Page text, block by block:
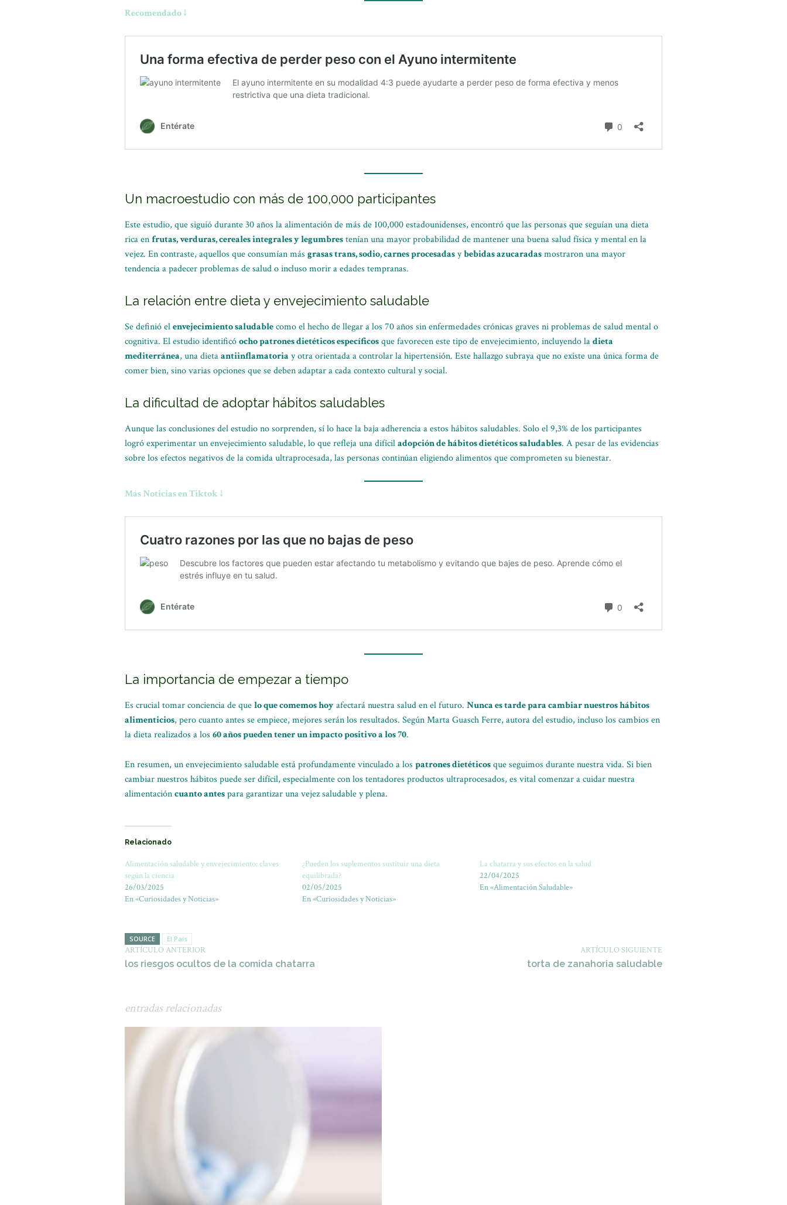
Recomendado ↓
Un macroestudio con más de 100,000 participantes
Este estudio, que siguió durante 30 años la alimentación de más de 100,000 estadounidenses, encontró que las personas que seguían una dieta
rica enfrutas, verduras, cereales integrales y legumbrestenían una mayor probabilidad de mantener una buena salud física y mental en la
vejez. En contraste, aquellos que consumían más grasas trans, sodio, carnes procesadasybebidas azucaradasmostraron una mayor
tendencia a padecer problemas de salud o incluso morir a edades tempranas.
La relación entre dieta y envejecimiento saludable
Se definió elenvejecimiento saludablecomo el hecho de llegar a los 70 años sin enfermedades crónicas graves ni problemas de salud mental o
cognitiva. El estudio identificóocho patrones dietéticos específicosque favorecen este tipo de envejecimiento, incluyendo ladieta
mediterránea, una dietaantiinflamatoria y otra orientada a controlar la hipertensión. Este hallazgo subraya que no existe una única forma de
comer bien, sino varias opciones que se deben adaptar a cada contexto cultural y social.
La dificultad de adoptar hábitos saludables
Aunque las conclusiones del estudio no sorprenden, sí lo hace la baja adherencia a estos hábitos saludables. Solo el 9,3% de los participantes
logró experimentar un envejecimiento saludable, lo que refleja una difíciladopción de hábitos dietéticos saludables. A pesar de las evidencias
sobre los efectos negativos de la comida ultraprocesada, las personas continúan eligiendo alimentos que comprometen su bienestar.
Más Noticias en Tiktok ↓
La importancia de empezar a tiempo
Es crucial tomar conciencia de quelo que comemos hoyafectará nuestra salud en el futuro. Nunca es tarde para cambiar nuestros hábitos
alimenticios, pero cuanto antes se empiece, mejores serán los resultados. Según Marta Guasch Ferre, autora del estudio, incluso los cambios en
la dieta realizados a los 60 años pueden tener un impacto positivo a los 70.
En resumen, un envejecimiento saludable está profundamente vinculado a los patrones dietéticosque seguimos durante nuestra vida. Si bien
cambiar nuestros hábitos puede ser difícil, especialmente con los tentadores productos ultraprocesados, es vital comenzar a cuidar nuestra
alimentacióncuanto antespara garantizar una vejez saludable y plena.
Relacionado
Alimentación saludable y envejecimiento: claves
según la ciencia
26/03/2025
En «Curiosidades y Noticias»
¿Pueden los suplementos sustituir una dieta
equilibrada?
02/05/2025
En «Curiosidades y Noticias»
La chatarra y sus efectos en la salud
22/04/2025
En «Alimentación Saludable»
SOURCE El País
ARTÍCULO ANTERIOR
los riesgos ocultos de la comida chatarra
ARTÍCULO SIGUIENTE
torta de zanahoria saludable
entradas relacionadas